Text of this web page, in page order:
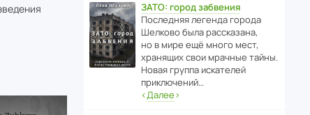
ЗАТО: город забвения
После­дняя легенда города
Шелково была расска­зана,
но в мире ещё много мест,
хранящих свои мрачные тайны.
Новая группа иска­телей
приключений…
‹Далее›